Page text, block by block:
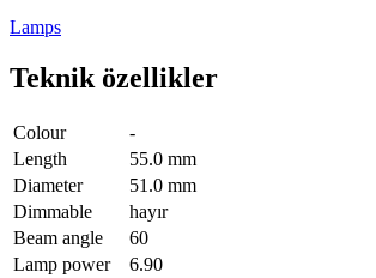
Lamps
Teknik özellikler
Colour
-
Length
55.0 mm
Diameter
51.0 mm
Dimmable
hayır
Beam angle
60
Lamp power
6.90